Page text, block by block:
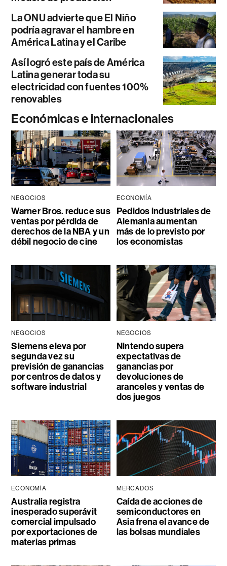
La ONU advierte que El Niño
podría agravar el hambre en
América Latina y el Caribe
Así logró este país de América
Latina generar toda su
electricidad con fuentes 100%
renovables
Económicas e internacionales
NEGOCIOS
Warner Bros. reduce sus
ventas por pérdida de
derechos de la NBA y un
débil negocio de cine
ECONOMÍA
Pedidos industriales de
Alemania aumentan
más de lo previsto por
los economistas
NEGOCIOS
Siemens eleva por
segunda vez su
previsión de ganancias
por centros de datos y
software industrial
NEGOCIOS
Nintendo supera
expectativas de
ganancias por
devoluciones de
aranceles y ventas de
dos juegos
ECONOMÍA
Australia registra
inesperado superávit
comercial impulsado
por exportaciones de
materias primas
MERCADOS
Caída de acciones de
semiconductores en
Asia frena el avance de
las bolsas mundiales